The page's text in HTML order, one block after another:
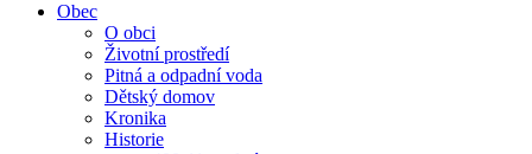
Obec
O obci
Životní prostředí
Pitná a odpadní voda
Dětský domov
Kronika
Historie